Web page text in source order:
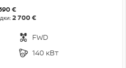
€
2 700 €
FWD
140 кВт